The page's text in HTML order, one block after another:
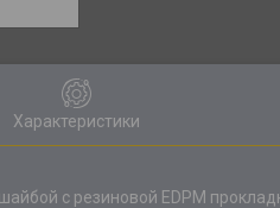
Характеристики
c резиновой EDPM